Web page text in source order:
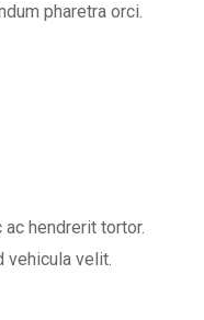
pharetra orci.
hendrerit tortor.
vehicula velit.